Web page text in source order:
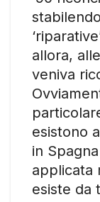
allora,
veniva
esistono
in
applicata
esiste da